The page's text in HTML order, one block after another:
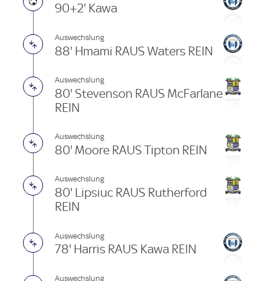
90+2' Kawa
Auswechslung
88' Hmami RAUS Waters REIN
Auswechslung
80' Stevenson RAUS McFarlane
REIN
Auswechslung
80' Moore RAUS Tipton REIN
Auswechslung
80' Lipsiuc RAUS Rutherford
REIN
Auswechslung
78' Harris RAUS Kawa REIN
Auswechslung